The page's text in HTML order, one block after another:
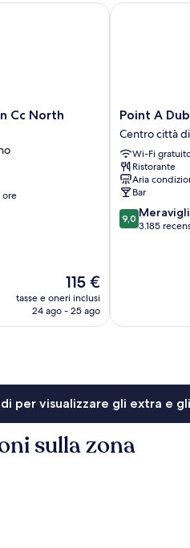
Cc North
ore
Il
prezzo
attuale
115 €
tasse e oneri inclusi
24 ago - 25 ago
North Docklands
Point
A
Dublin
Parnell
Street
Centro
città
di
Dublino
Point A
Centro città
Wi-Fi
Ristorante
Aria
Bar
9.0
su
9,0
3.185
Point A
per visualizzare gli extra e
sulla zona